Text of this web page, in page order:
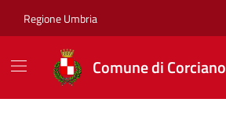
Regione Umbria
Comune di Corciano